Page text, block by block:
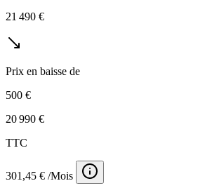
21 490 €
Prix en baisse de
500 €
20 990 €
TTC
301,45 € /Mois